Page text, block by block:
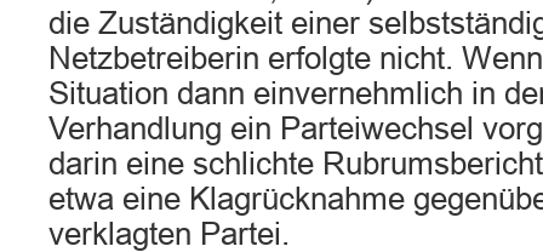
die Zuständigkeit einer
Netzbetreiberin erfolgte nicht.
Situation dann einvernehmlich in
Verhandlung ein Parteiwechsel
darin eine schlichte
etwa eine Klagrücknahme
verklagten Partei.